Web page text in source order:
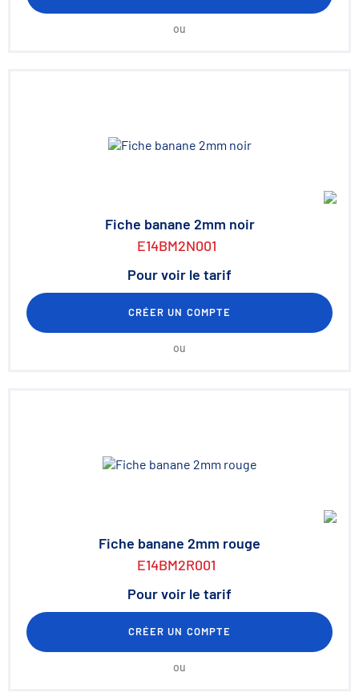
ou
Fiche banane 2mm noir
E14BM2N001
Pour voir le tarif
CRÉER UN COMPTE
ou
Fiche banane 2mm rouge
E14BM2R001
Pour voir le tarif
CRÉER UN COMPTE
ou